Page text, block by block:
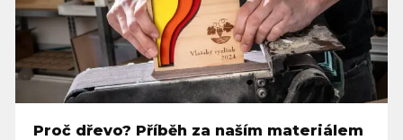
Proč dřevo? Příběh za naším materiálem